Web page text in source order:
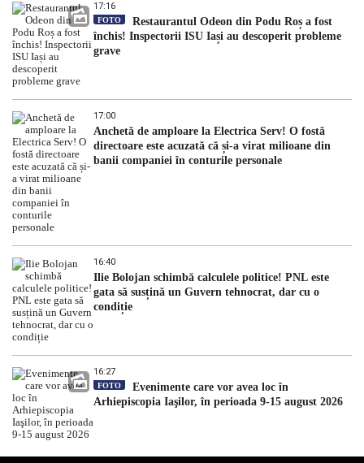
17:16
FOTO
Restaurantul Odeon din Podu Roș a fost
închis! Inspectorii ISU Iași au descoperit probleme
grave
17:00
Anchetă de amploare la Electrica Serv! O fostă
directoare este acuzată că și-a virat milioane din
banii companiei în conturile personale
16:40
Ilie Bolojan schimbă calculele politice! PNL este
gata să susțină un Guvern tehnocrat, dar cu o
condiție
16:27
FOTO
Evenimente care vor avea loc în
Arhiepiscopia Iaşilor, în perioada 9-15 august 2026